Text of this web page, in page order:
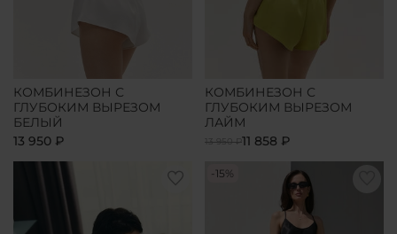
КОМБИНЕЗОН С
ГЛУБОКИМ ВЫРЕЗОМ
БЕЛЫЙ
13 950 ₽
КОМБИНЕЗОН С
ГЛУБОКИМ ВЫРЕЗОМ
ЛАЙМ
13 950 ₽11 858 ₽
-15%